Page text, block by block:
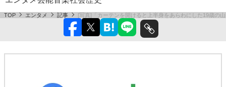
TOP エンタメ 記事 [写真]「カーテンを開けると上半身をあらわにした19歳